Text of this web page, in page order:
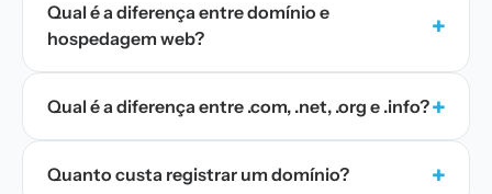
Qual é a diferença entre domínio e
hospedagem web?
+
Qual é a diferença entre .com, .net, .org e .info?+
Quanto custa registrar um domínio? +